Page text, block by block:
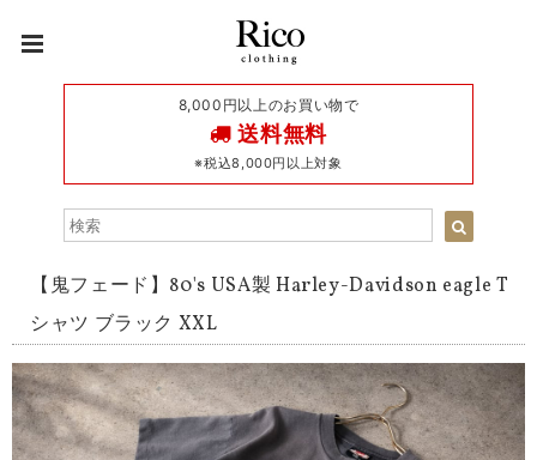
8,000円以上のお買い物で
送料無料
※税込8,000円以上対象
【鬼フェード】80's USA製 Harley-Davidson eagle T
シャツ ブラック XXL